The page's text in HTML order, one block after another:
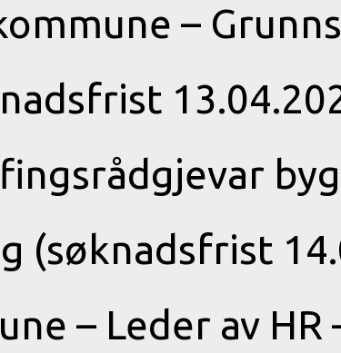
–
(søknadsfrist
– Leder av HR